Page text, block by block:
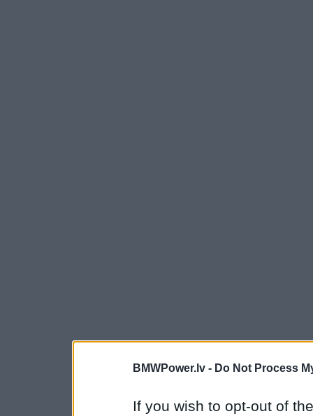
BMWPower.lv - Do Not Process
If you wish to opt-out of